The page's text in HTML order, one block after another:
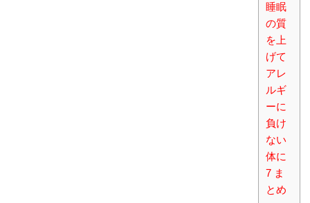
睡眠
の質
を上
げて
アレ
ルギ
ーに
負け
ない
体に
7 ま
とめ